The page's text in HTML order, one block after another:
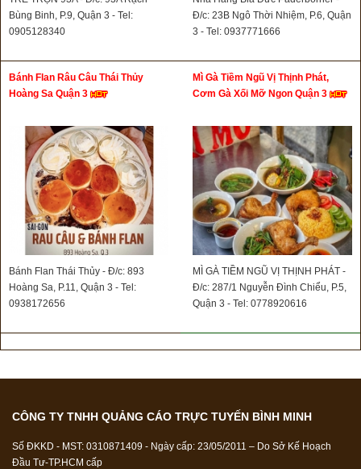
Bùng Binh, P.9, Quận 3 - Tel:
0905128340
Đ/c: 23B Ngô Thời Nhiệm, P.6, Quận
3 - Tel: 0937771666
Bánh Flan Râu Câu Thái Thủy
Hoàng Sa Quận 3
Bánh Flan Thái Thủy - Đ/c: 893
Hoàng Sa, P.11, Quận 3 - Tel:
0938172656
Mì Gà Tiềm Ngũ Vị Thịnh Phát,
Cơm Gà Xối Mỡ Ngon Quận 3
MÌ GÀ TIỀM NGŨ VỊ THỊNH PHÁT -
Đ/c: 287/1 Nguyễn Đình Chiểu, P.5,
Quận 3 - Tel: 0778920616
CÔNG TY TNHH QUẢNG CÁO TRỰC TUYẾN BÌNH MINH
Số ĐKKD - MST: 0310871409 - Ngày cấp: 23/05/2011 – Do Sở Kế Hoạch
Đầu Tư-TP.HCM cấp